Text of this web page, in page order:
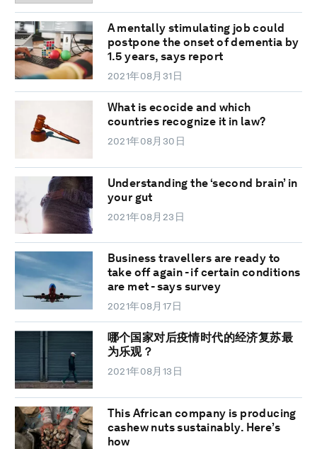
A mentally stimulating job could
postpone the onset of dementia by
1.5 years, says report
2021年08月31日
What is ecocide and which
countries recognize it in law?
2021年08月30日
Understanding the ‘second brain’ in
your gut
2021年08月23日
Business travellers are ready to
take off again - if certain conditions
are met - says survey
2021年08月17日
哪个国家对后疫情时代的经济复苏最
为乐观？
2021年08月13日
This African company is producing
cashew nuts sustainably. Here’s
how